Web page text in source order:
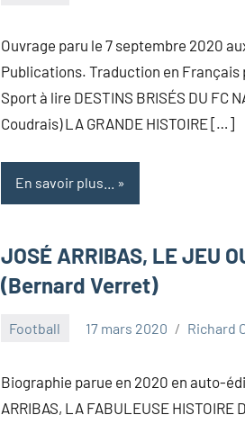
Ouvrage paru le 7 septembre 2020
Publications. Traduction en Français
Sport à lire DESTINS BRISÉS DU FC
Coudrais) LA GRANDE HISTOIRE […]
En savoir plus...
JOSÉ ARRIBAS, LE JEU
(Bernard Verret)
Football 17 mars 2020 Richard
Biographie parue en 2020 en auto-
ARRIBAS, LA FABULEUSE HISTOIRE